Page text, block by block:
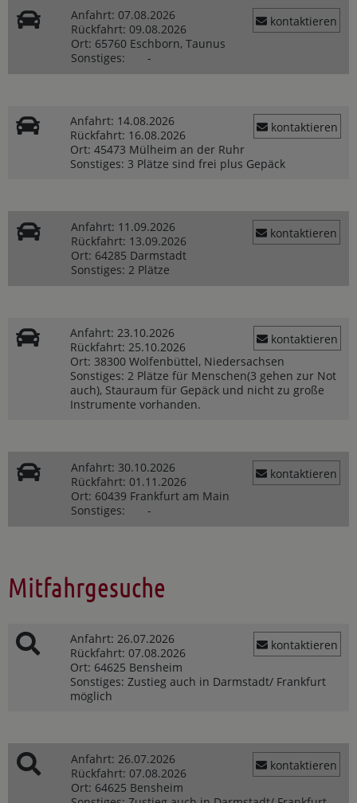
Anfahrt: 07.08.2026
Rückfahrt: 09.08.2026
Ort: 65760 Eschborn, Taunus
Sonstiges:
-
kontaktieren
Anfahrt: 14.08.2026
Rückfahrt: 16.08.2026
Ort: 45473 Mülheim an der Ruhr
Sonstiges: 3 Plätze sind frei plus Gepäck
kontaktieren
Anfahrt: 11.09.2026
Rückfahrt: 13.09.2026
Ort: 64285 Darmstadt
Sonstiges: 2 Plätze
kontaktieren
Anfahrt: 23.10.2026
Rückfahrt: 25.10.2026
Ort: 38300 Wolfenbüttel, Niedersachsen
Sonstiges: 2 Plätze für Menschen(3 gehen zur Not
auch), Stauraum für Gepäck und nicht zu große
Instrumente vorhanden.
kontaktieren
Anfahrt: 30.10.2026
Rückfahrt: 01.11.2026
Ort: 60439 Frankfurt am Main
Sonstiges:
-
kontaktieren
Mitfahrgesuche
Anfahrt: 26.07.2026
Rückfahrt: 07.08.2026
Ort: 64625 Bensheim
Sonstiges: Zustieg auch in Darmstadt/ Frankfurt
möglich
kontaktieren
Anfahrt: 26.07.2026
Rückfahrt: 07.08.2026
Ort: 64625 Bensheim
kontaktieren